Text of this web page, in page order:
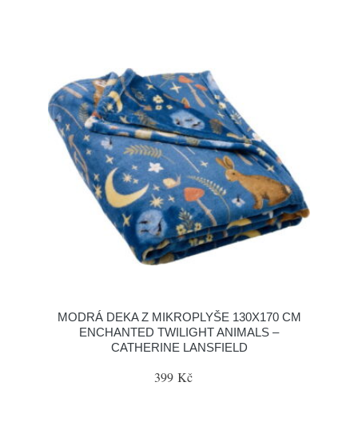
MODRÁ DEKA Z MIKROPLYŠE 130X170 CM
ENCHANTED TWILIGHT ANIMALS –
CATHERINE LANSFIELD
399 Kč